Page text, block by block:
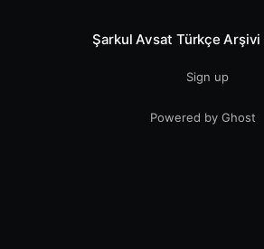
Şarkul Avsat Türkçe Arşivi
Sign up
Powered by Ghost